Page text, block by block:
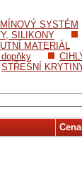
SYSTÉM
SILIKONY
MATERIÁL
STŘEŠNÍ